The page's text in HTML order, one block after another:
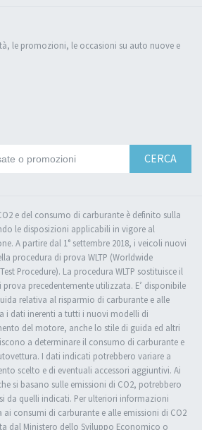
le promozioni, le occasioni su auto nuove e
CERCA
e del consumo di carburante è definito sulla
le disposizioni applicabili in vigore al
A partire dal 1° settembre 2018, i veicoli nuovi
procedura di prova WLTP (Worldwide
Procedure). La procedura WLTP sostituisce il
precedentemente utilizzata. E’ disponibile
relativa al risparmio di carburante e alle
i dati inerenti a tutti i nuovi modelli di
del motore, anche lo stile di guida ed altri
a determinare il consumo di carburante e
I dati indicati potrebbero variare a
scelto e di eventuali accessori aggiuntivi. Ai
si basano sulle emissioni di CO2, potrebbero
da quelli indicati. Per ulteriori informazioni
ai consumi di carburante e alle emissioni di CO2
dal Ministero dello Sviluppo Economico o